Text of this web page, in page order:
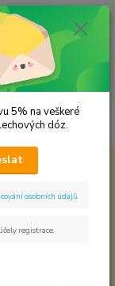
Menu
Hledat
ks
za 0,00 Kč
5% na veškeré
dóz.
osobních údajů
registrace.